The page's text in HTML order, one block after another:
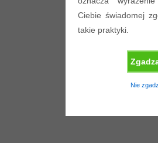
Ciebie świadomej
takie praktyki.
Nie